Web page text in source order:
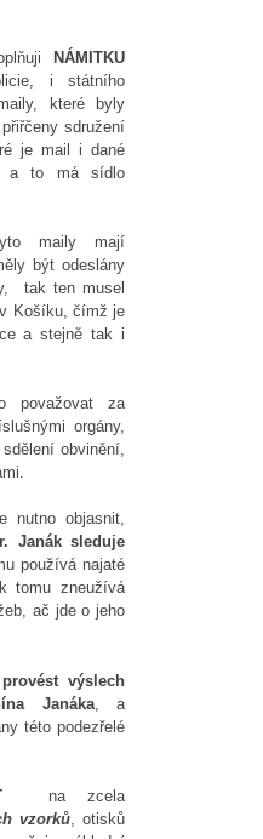
NÁMITKU
i státního
které byly
sdružení
je mail i dané
a to má sídlo
maily mají
být odeslány
tak ten musel
Košíku, čímž je
a stejně tak i
považovat za
orgány,
obvinění,
nutno objasnit,
Janák sleduje
používá najaté
tomu zneužívá
ač jde o jeho
provést výslech
Janáka, a
této podezřelé
na zcela
vzorků , otisků